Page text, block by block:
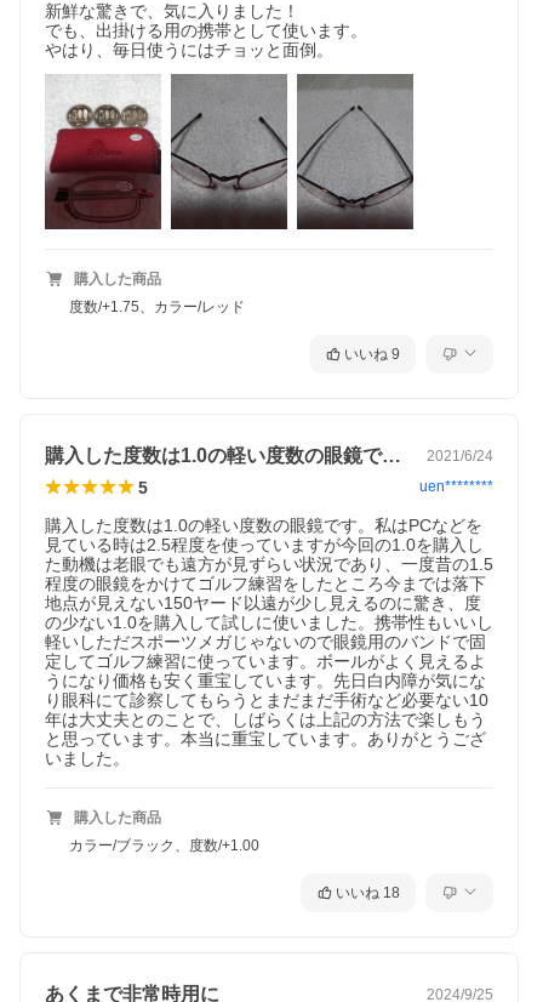
新鮮な驚きで、気に入りました！
でも、出掛ける用の携帯として使います。
やはり、毎日使うにはチョッと面倒。
購入した商品
度数/+1.75、カラー/レッド
いいね 9
購入した度数は1.0の軽い度数の眼鏡で… 2021/6/24
5 uen********
購入した度数は1.0の軽い度数の眼鏡です。私はPCなどを
見ている時は2.5程度を使っていますが今回の1.0を購入し
た動機は老眼でも遠方が見ずらい状況であり、一度昔の1.5
程度の眼鏡をかけてゴルフ練習をしたところ今までは落下
地点が見えない150ヤード以遠が少し見えるのに驚き、度
の少ない1.0を購入して試しに使いました。携帯性もいいし
軽いしただスポーツメガじゃないので眼鏡用のバンドで固
定してゴルフ練習に使っています。ボールがよく見えるよ
うになり価格も安く重宝しています。先日白内障が気にな
り眼科にて診察してもらうとまだまだ手術など必要ない10
年は大丈夫とのことで、しばらくは上記の方法で楽しもう
と思っています。本当に重宝しています。ありがとうござ
いました。
購入した商品
カラー/ブラック、度数/+1.00
いいね 18
あくまで非常時用に 2024/9/25